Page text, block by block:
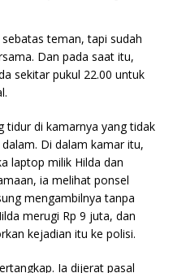
teman, tapi sudah
Dan pada saat itu,
sekitar pukul 22.00 untuk
tidur di kamarnya yang tidak
Di dalam kamar itu,
laptop milik Hilda dan
ia melihat ponsel
mengambilnya tanpa
merugi Rp 9 juta, dan
kejadian itu ke polisi.
Ia dijerat pasal